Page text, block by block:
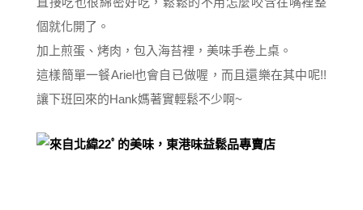
個就化開了。
加上煎蛋、烤肉，包入海苔裡，美味手卷上桌。
這樣簡單一餐Ariel也會自已做喔，而且還樂在其中呢!!
讓下班回來的Hank媽著實輕鬆不少啊~